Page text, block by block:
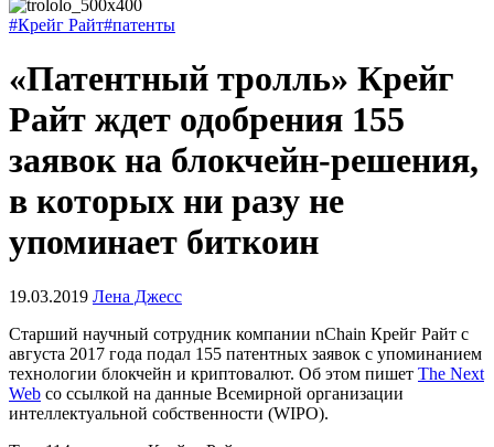
#Крейг Райт#патенты
«Патентный тролль» Крейг
Райт ждет одобрения 155
заявок на блокчейн-решения,
в которых ни разу не
упоминает биткоин
19.03.2019 Лена Джесс
Старший научный сотрудник компании nChain Крейг Райт с
августа 2017 года подал 155 патентных заявок с упоминанием
технологии блокчейн и криптовалют. Об этом пишет The Next
Web со ссылкой на данные Всемирной организации
интеллектуальной собственности (WIPO).